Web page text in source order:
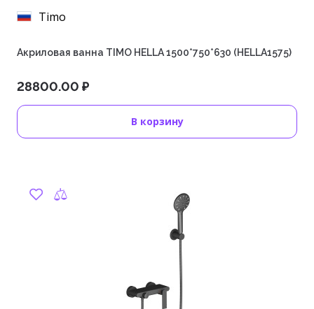
Timo
Акриловая ванна TIMO HELLA 1500*750*630 (HELLA1575)
28800.00 ₽
В корзину